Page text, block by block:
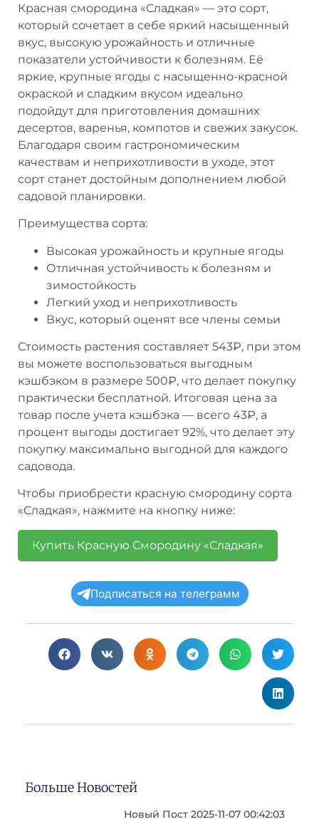
Красная смородина «Сладкая» — это сорт,
который сочетает в себе яркий насыщенный
вкус, высокую урожайность и отличные
показатели устойчивости к болезням. Её
яркие, крупные ягоды с насыщенно-красной
окраской и сладким вкусом идеально
подойдут для приготовления домашних
десертов, варенья, компотов и свежих закусок.
Благодаря своим гастрономическим
качествам и неприхотливости в уходе, этот
сорт станет достойным дополнением любой
садовой планировки.
Преимущества сорта:
Высокая урожайность и крупные ягоды
Отличная устойчивость к болезням и
зимостойкость
Легкий уход и неприхотливость
Вкус, который оценят все члены семьи
Стоимость растения составляет 543₽, при этом
вы можете воспользоваться выгодным
кэшбэком в размере 500₽, что делает покупку
практически бесплатной. Итоговая цена за
товар после учета кэшбэка — всего 43₽, а
процент выгоды достигает 92%, что делает эту
покупку максимально выгодной для каждого
садовода.
Чтобы приобрести красную смородину сорта
«Сладкая», нажмите на кнопку ниже:
Купить Красную Смородину «Сладкая»
Подписаться на телеграмм
Больше Новостей
Новый Пост 2025-11-07 00:42:03